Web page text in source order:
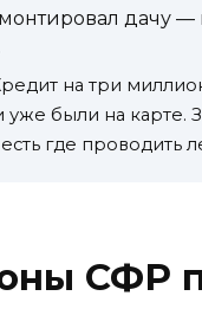
дачу —
на три
уже были на карте.
где проводить
СФР